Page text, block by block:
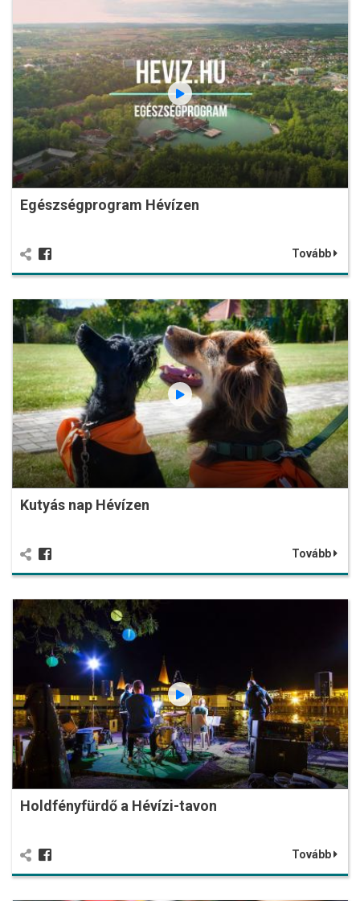
Egészségprogram Hévízen
Tovább
Kutyás nap Hévízen
Tovább
Holdfényfürdő a Hévízi-tavon
Tovább